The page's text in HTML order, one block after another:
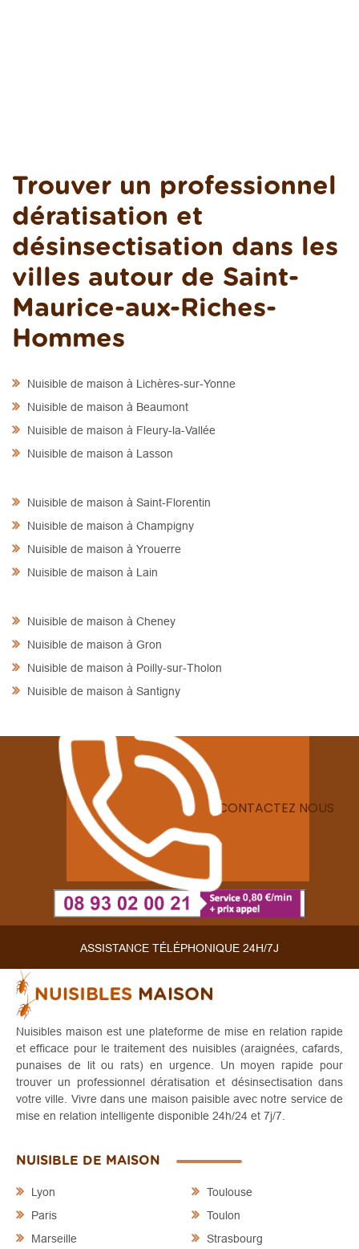
Trouver un professionnel
dératisation et
désinsectisation dans les
villes autour de Saint-
Maurice-aux-Riches-
Hommes
Nuisible de maison à Lichères-sur-Yonne
Nuisible de maison à Beaumont
Nuisible de maison à Fleury-la-Vallée
Nuisible de maison à Lasson
Nuisible de maison à Saint-Florentin
Nuisible de maison à Champigny
Nuisible de maison à Yrouerre
Nuisible de maison à Lain
Nuisible de maison à Cheney
Nuisible de maison à Gron
Nuisible de maison à Poilly-sur-Tholon
Nuisible de maison à Santigny
CONTACTEZ NOUS
ASSISTANCE TÉLÉPHONIQUE 24H/7J
Nuisibles maison est une plateforme de mise en relation rapide
et efficace pour le traitement des nuisibles (araignées, cafards,
punaises de lit ou rats) en urgence. Un moyen rapide pour
trouver un professionnel dératisation et désinsectisation dans
votre ville. Vivre dans une maison paisible avec notre service de
mise en relation intelligente disponible 24h/24 et 7j/7.
NUISIBLE DE MAISON
Lyon
Paris
Marseille
Toulouse
Toulon
Strasbourg